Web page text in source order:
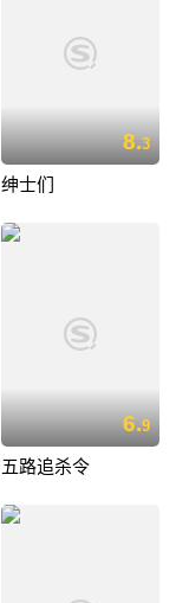
8.3
绅士们
6.9
五路追杀令